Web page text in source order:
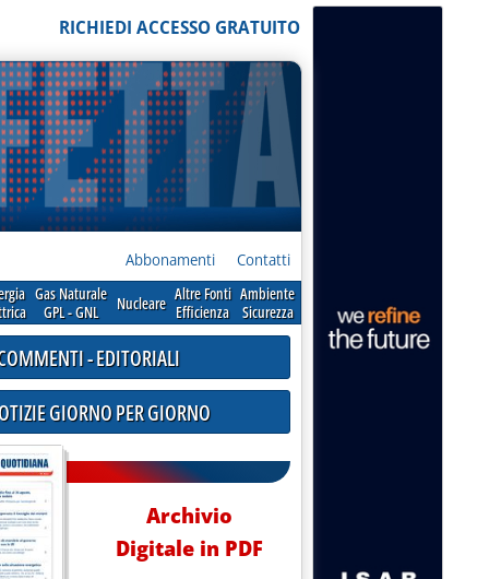
RICHIEDI ACCESSO GRATUITO
Abbonamenti Contatti
Gas Naturale
GPL - GNL
Nucleare Altre Fonti
Efficienza
Ambiente
Sicurezza
- EDITORIALI
GIORNO PER GIORNO
Archivio
Digitale in PDF